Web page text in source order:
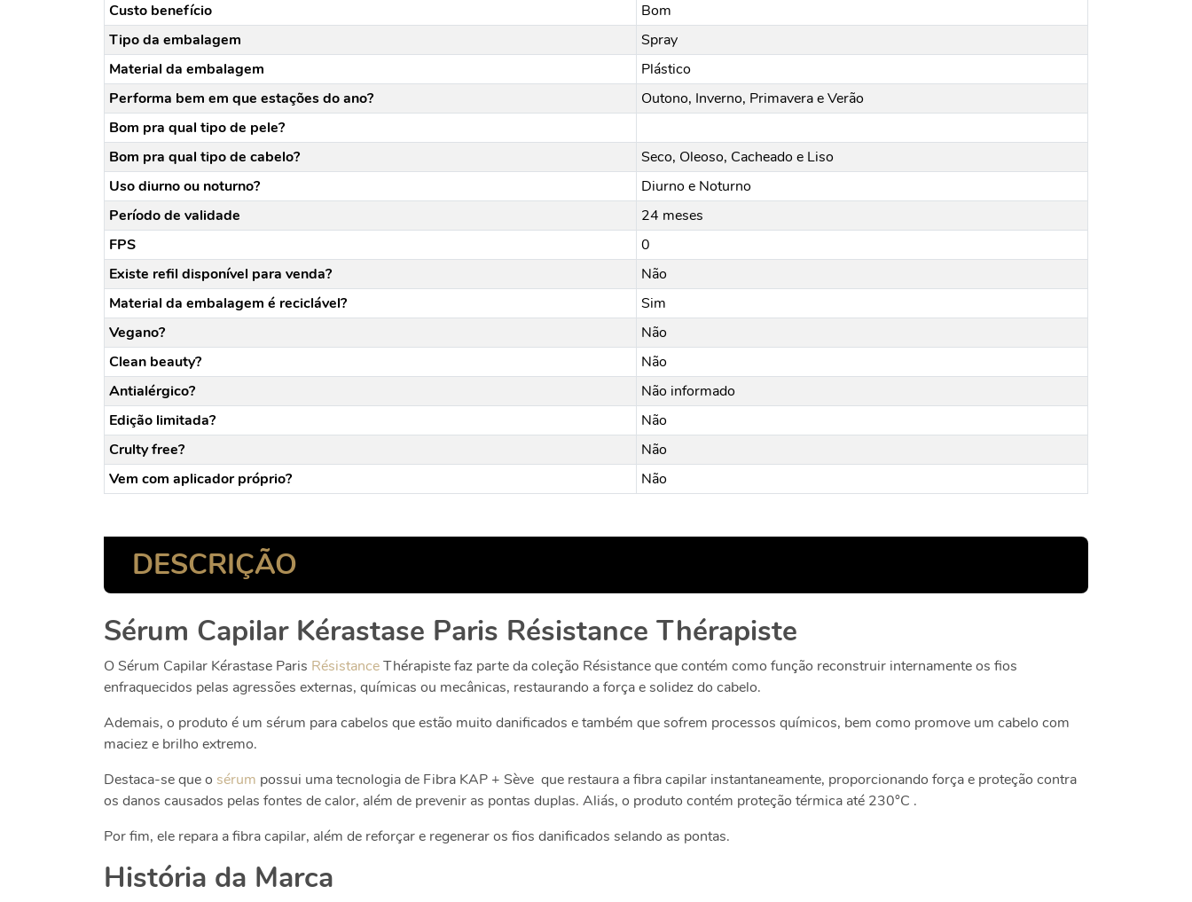
Custo benefício
Bom
Tipo da embalagem
Spray
Material da embalagem
Plástico
Performa bem em que estações do ano?
Outono, Inverno, Primavera e Verão
Bom pra qual tipo de pele?
Bom pra qual tipo de cabelo?
Seco, Oleoso, Cacheado e Liso
Uso diurno ou noturno?
Diurno e Noturno
Período de validade
24 meses
FPS
0
Existe refil disponível para venda?
Não
Material da embalagem é reciclável?
Sim
Vegano?
Não
Clean beauty?
Não
Antialérgico?
Não informado
Edição limitada?
Não
Crulty free?
Não
Vem com aplicador próprio?
Não
DESCRIÇÃO
Sérum Capilar Kérastase Paris Résistance Thérapiste
OSérum Capilar Kérastase Paris RésistanceThérapiste faz parte da coleção Résistance que contém como função reconstruir internamente os fios
enfraquecidos pelas agressões externas, químicas ou mecânicas, restaurando a força e solidez do cabelo.
Ademais, o produto é um sérum para cabelos que estão muito danificados e também que sofrem processos químicos, bem como promove um cabelo com
maciez e brilho extremo.
Destaca-se que o sérum possui uma tecnologia de Fibra KAP + Sève que restaura a fibra capilar instantaneamente, proporcionando força e proteção contra
os danos causados pelas fontes de calor, além de prevenir as pontas duplas. Aliás, o produto contém proteção térmica até 230°C .
Por fim, ele repara a fibra capilar, além de reforçar e regenerar os fios danificados selando as pontas.
História da Marca